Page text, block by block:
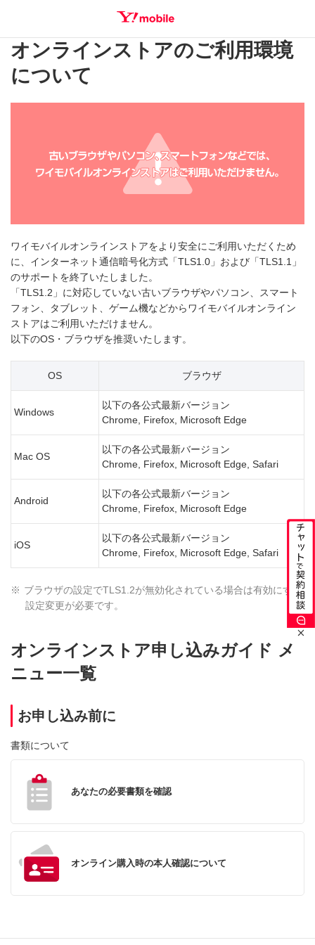
オンラインストアのご利用環境
について
ワイモバイルオンラインストアをより安全にご利用いただくため
に、インターネット通信暗号化方式「TLS1.0」および「TLS1.1」
のサポートを終了いたしました。
「TLS1.2」に対応していない古いブラウザやパソコン、スマート
フォン、タブレット、ゲーム機などからワイモバイルオンライン
ストアはご利用いただけません。
以下のOS・ブラウザを推奨いたします。
OS ブラウザ
Windows
以下の各公式最新バージョン
Chrome, Firefox, Microsoft Edge
Mac OS
以下の各公式最新バージョン
Chrome, Firefox, Microsoft Edge, Safari
Android
以下の各公式最新バージョン
Chrome, Firefox, Microsoft Edge
iOS
以下の各公式最新バージョン
Chrome, Firefox, Microsoft Edge, Safari
※ ブラウザの設定でTLS1.2が無効化されている場合は有効にする
設定変更が必要です。
オンラインストア申し込みガイド メ
ニュー一覧
お申し込み前に
書類について
あなたの必要書類を確認
オンライン購入時の本人確認について